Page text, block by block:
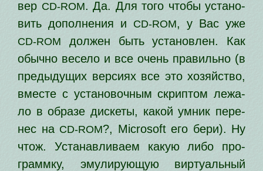
вер CD-ROM. Да. Для того что­бы уста­но­
вить допол­не­ния и CD-ROM, у Вас уже
CD-ROM дол­жен быть уста­нов­лен. Как
обыч­но весе­ло и все очень пра­виль­но (в
преды­ду­щих вер­си­ях все это хозяй­ство,
вме­сте с уста­но­воч­ным скрип­том лежа­
ло в обра­зе дис­ке­ты, какой умник пере­
нес на CD-ROM?, Microsoft его бери). Ну
чтож. Устанавливаем какую либо про­
грамм­ку, эму­ли­ру­ю­щую вир­ту­аль­ный